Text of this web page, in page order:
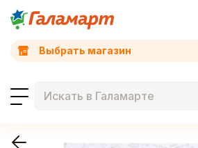
Выбрать магазин